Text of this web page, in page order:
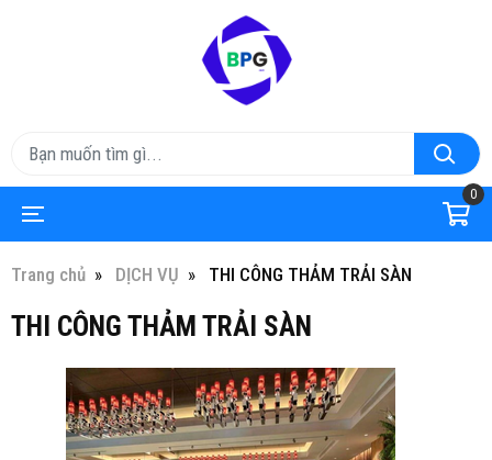
0
Trang chủ DỊCH VỤ THI CÔNG THẢM TRẢI SÀN
THI CÔNG THẢM TRẢI SÀN